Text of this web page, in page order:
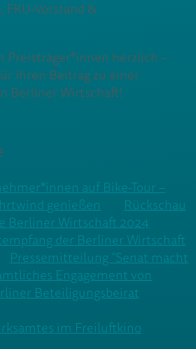
FKU-Vorstand &
Preisträger*innen herzlich –
ihren Beitrag zu einer
Berliner Wirtschaft!
auf Bike-Tour –
genießen
Rückschau
Berliner Wirtschaft 2024
der Berliner Wirtschaft
Pressemitteilung “Senat macht
Engagement von
Beteiligungsbeirat
im Freiluftkino